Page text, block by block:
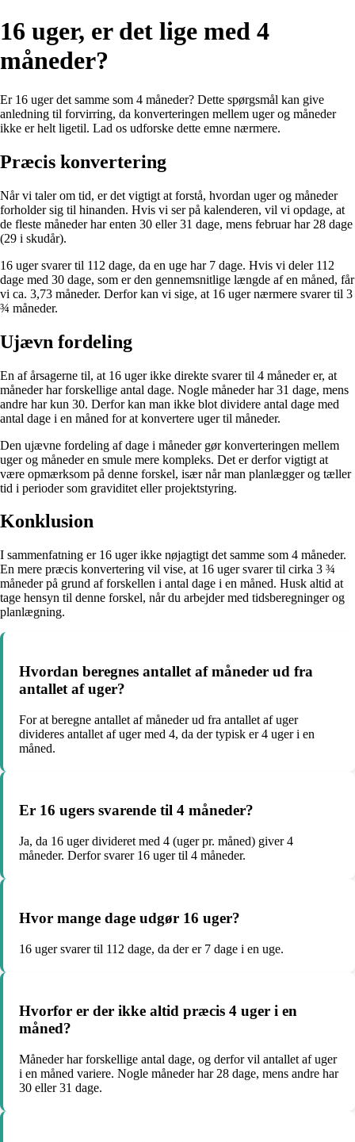
16 uger, er det lige med 4
måneder?
Er 16 uger det samme som 4 måneder? Dette spørgsmål kan give
anledning til forvirring, da konverteringen mellem uger og måneder
ikke er helt ligetil. Lad os udforske dette emne nærmere.
Præcis konvertering
Når vi taler om tid, er det vigtigt at forstå, hvordan uger og måneder
forholder sig til hinanden. Hvis vi ser på kalenderen, vil vi opdage, at
de fleste måneder har enten 30 eller 31 dage, mens februar har 28 dage
(29 i skudår).
16 uger svarer til 112 dage, da en uge har 7 dage. Hvis vi deler 112
dage med 30 dage, som er den gennemsnitlige længde af en måned, får
vi ca. 3,73 måneder. Derfor kan vi sige, at 16 uger nærmere svarer til 3
¾ måneder.
Ujævn fordeling
En af årsagerne til, at 16 uger ikke direkte svarer til 4 måneder er, at
måneder har forskellige antal dage. Nogle måneder har 31 dage, mens
andre har kun 30. Derfor kan man ikke blot dividere antal dage med
antal dage i en måned for at konvertere uger til måneder.
Den ujævne fordeling af dage i måneder gør konverteringen mellem
uger og måneder en smule mere kompleks. Det er derfor vigtigt at
være opmærksom på denne forskel, især når man planlægger og tæller
tid i perioder som graviditet eller projektstyring.
Konklusion
I sammenfatning er 16 uger ikke nøjagtigt det samme som 4 måneder.
En mere præcis konvertering vil vise, at 16 uger svarer til cirka 3 ¾
måneder på grund af forskellen i antal dage i en måned. Husk altid at
tage hensyn til denne forskel, når du arbejder med tidsberegninger og
planlægning.
Hvordan beregnes antallet af måneder ud fra
antallet af uger?
For at beregne antallet af måneder ud fra antallet af uger
divideres antallet af uger med 4, da der typisk er 4 uger i en
måned.
Er 16 ugers svarende til 4 måneder?
Ja, da 16 uger divideret med 4 (uger pr. måned) giver 4
måneder. Derfor svarer 16 uger til 4 måneder.
Hvor mange dage udgør 16 uger?
16 uger svarer til 112 dage, da der er 7 dage i en uge.
Hvorfor er der ikke altid præcis 4 uger i en
måned?
Måneder har forskellige antal dage, og derfor vil antallet af uger
i en måned variere. Nogle måneder har 28 dage, mens andre har
30 eller 31 dage.